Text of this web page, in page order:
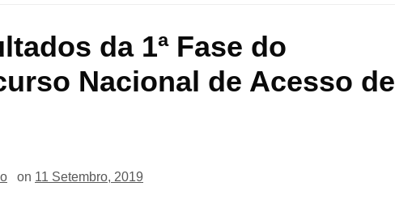
da 1ª Fase do
Nacional de Acesso de
on 11 Setembro, 2019